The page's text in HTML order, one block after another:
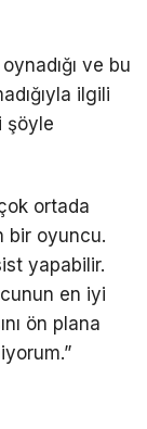
ve bu
ilgili
şöyle
ortada
bir oyuncu.
yapabilir.
en iyi
ön plana